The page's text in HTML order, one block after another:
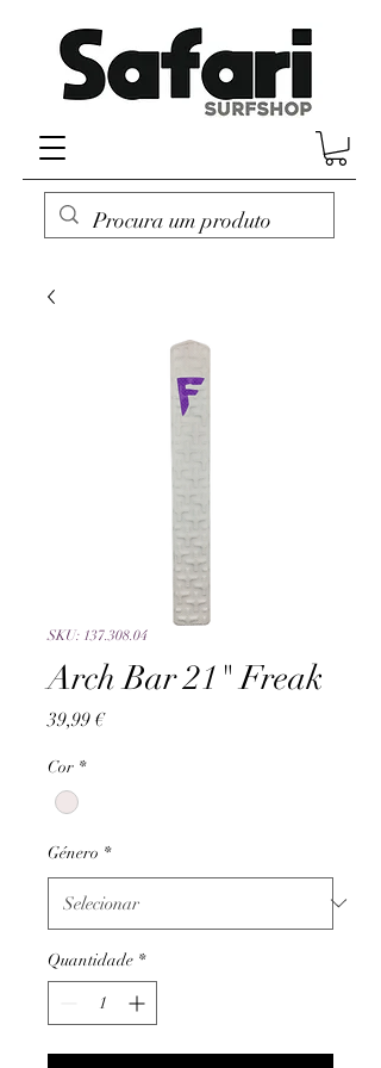
SKU: 137.308.04
Arch Bar 21" Freak
39,99 €Preço
Cor *
Género *
Quantidade *